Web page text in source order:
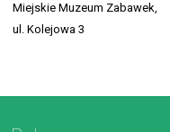
Miejskie Muzeum Zabawek,
ul. Kolejowa 3